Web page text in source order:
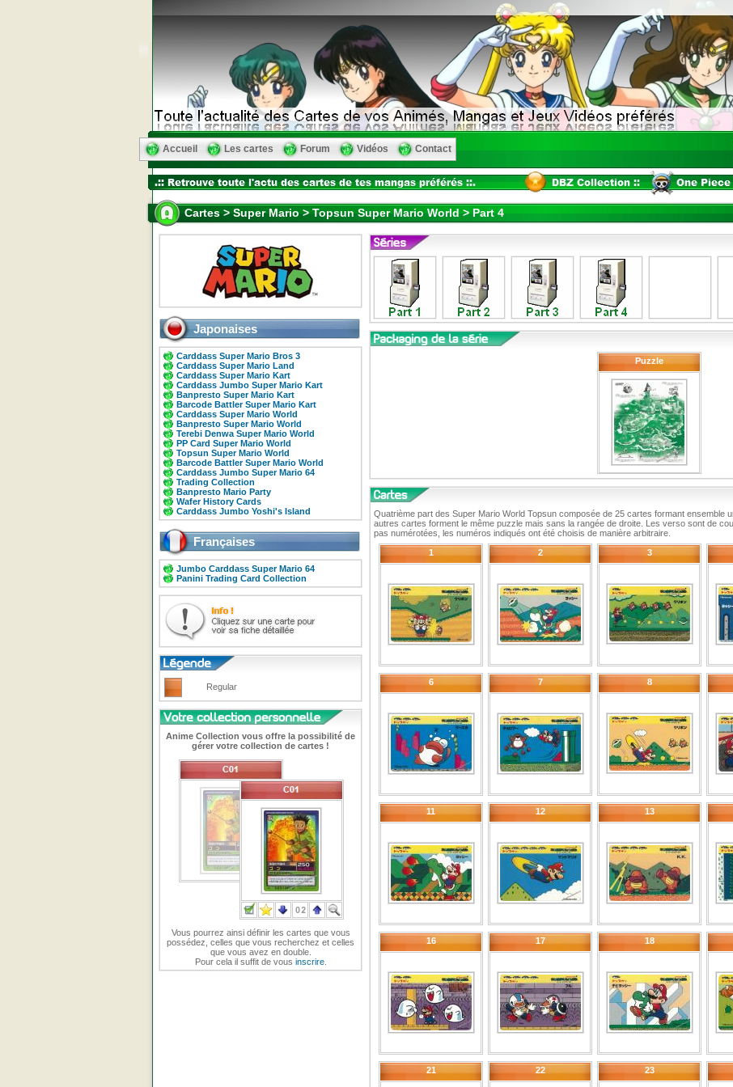
Accueil Les cartes Forum Vidéos Contact
Cartes > Super Mario > Topsun Super Mario World > Part 4
Japonaises
Carddass Super Mario Bros 3
Carddass Super Mario Land
Carddass Super Mario Kart
Carddass Jumbo Super Mario Kart
Banpresto Super Mario Kart
Barcode Battler Super Mario Kart
Carddass Super Mario World
Banpresto Super Mario World
Terebi Denwa Super Mario World
PP Card Super Mario World
Topsun Super Mario World
Barcode Battler Super Mario World
Carddass Jumbo Super Mario 64
Trading Collection
Banpresto Mario Party
Wafer History Cards
Carddass Jumbo Yoshi's Island
Françaises
Jumbo Carddass Super Mario 64
Panini Trading Card Collection
Regular
Anime Collection vous offre la possibilité de
gérer votre collection de cartes !
Vous pourrez ainsi définir les cartes que vous
possédez, celles que vous recherchez et celles
que vous avez en double.
Pour cela il suffit de vous inscrire.
Puzzle
Quatrième part des Super Mario World Topsun composée de 25 cartes formant ensemble
autres cartes forment le même puzzle mais sans la rangée de droite. Les verso sont de
pas numérotées, les numéros indiqués ont été choisis de manière arbitraire.
1
2 3
6 7 8
11 12 13
16 17 18
21 22 23